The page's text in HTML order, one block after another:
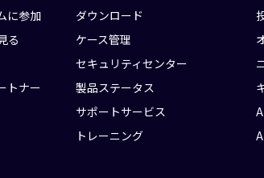
に参加
る
トナー
ダウンロード
ケース管理
セキュリティセンター
製品ステータス
サポートサービス
トレーニング